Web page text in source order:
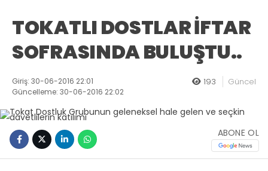
TOKATLI DOSTLAR İFTAR
SOFRASINDA BULUŞTU..
Giriş: 30-06-2016 22:01
Güncelleme: 30-06-2016 22:02
193 Güncel
ABONE OL